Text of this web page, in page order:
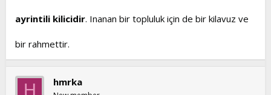
ayrintili kilicidir. Inanan bir topluluk için de bir kilavuz ve
bir rahmettir.
H hmrka